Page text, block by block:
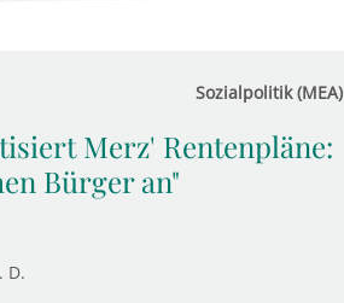
Sozialpolitik (MEA)
Merz' Rentenpläne:
Bürger an"
D.